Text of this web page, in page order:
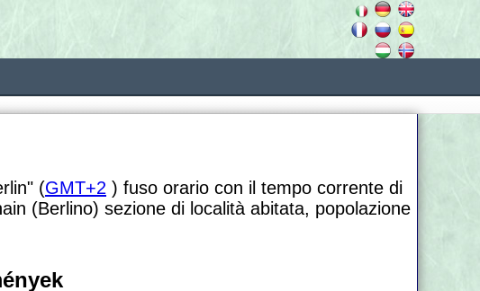
(GMT+2 ) fuso orario con il tempo corrente di
(Berlino) sezione di località abitata, popolazione